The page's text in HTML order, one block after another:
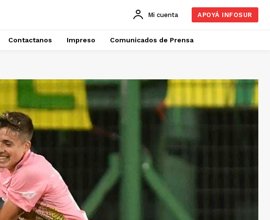
Mi cuenta APOYÁ INFOSUR
Contactanos Impreso Comunicados de Prensa